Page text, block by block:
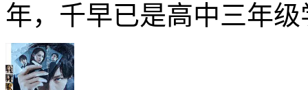
年，千早已是高中三年